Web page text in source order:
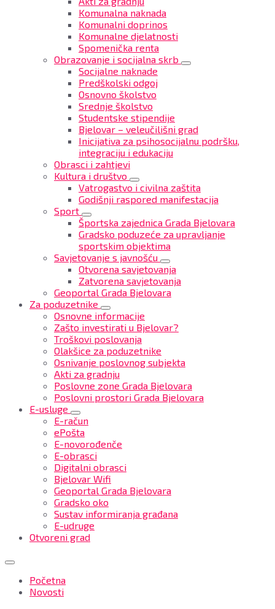
Komunalna naknada
Komunalni doprinos
Komunalne djelatnosti
Spomenička renta
Obrazovanje i socijalna skrb
Socijalne naknade
Predškolski odgoj
Osnovno školstvo
Srednje školstvo
Studentske stipendije
Bjelovar – veleučilišni grad
Inicijativa za psihosocijalnu podršku,
integraciju i edukaciju
Obrasci i zahtjevi
Kultura i društvo
Vatrogastvo i civilna zaštita
Godišnji raspored manifestacija
Sport
Športska zajednica Grada Bjelovara
Gradsko poduzeće za upravljanje
sportskim objektima
Savjetovanje s javnošću
Otvorena savjetovanja
Zatvorena savjetovanja
Geoportal Grada Bjelovara
Za poduzetnike
Osnovne informacije
Zašto investirati u Bjelovar?
Troškovi poslovanja
Olakšice za poduzetnike
Osnivanje poslovnog subjekta
Akti za gradnju
Poslovne zone Grada Bjelovara
Poslovni prostori Grada Bjelovara
E-usluge
E-račun
ePošta
E-novorođenče
E-obrasci
Digitalni obrasci
Bjelovar Wifi
Geoportal Grada Bjelovara
Gradsko oko
Sustav informiranja građana
E-udruge
Otvoreni grad
Početna
Novosti